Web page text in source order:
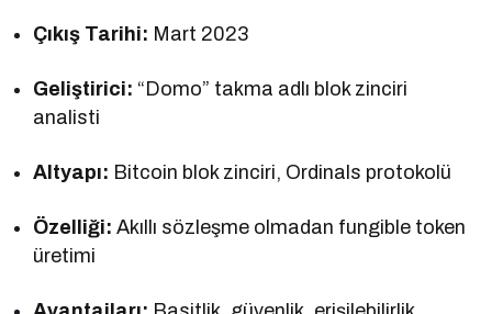
Çıkış Tarihi: Mart 2023
Geliştirici: “Domo” takma adlı blok zinciri
analisti
Altyapı: Bitcoin blok zinciri, Ordinals protokolü
Özelliği: Akıllı sözleşme olmadan fungible token
üretimi